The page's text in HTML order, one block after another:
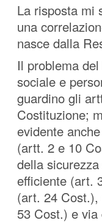
La risposta mi
una
nasce dalla
Il problema
sociale e
guardino gli
Costituzione;
evidente
(artt. 2 e 10
della
efficiente (art.
(art. 24
53 Cost.) e via